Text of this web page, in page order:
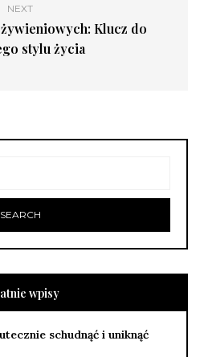
NEXT
Klucz do
stylu życia
wpisy
schudnąć i uniknąć